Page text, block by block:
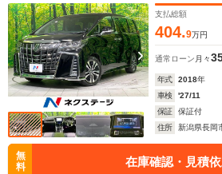
エアコン フルセグ
支払総額
404.9万円
通常ローン 月々
年式 2018年
車検
'27/11
保証
保証付
住所
新潟県長岡
無
料
在庫確認・見積